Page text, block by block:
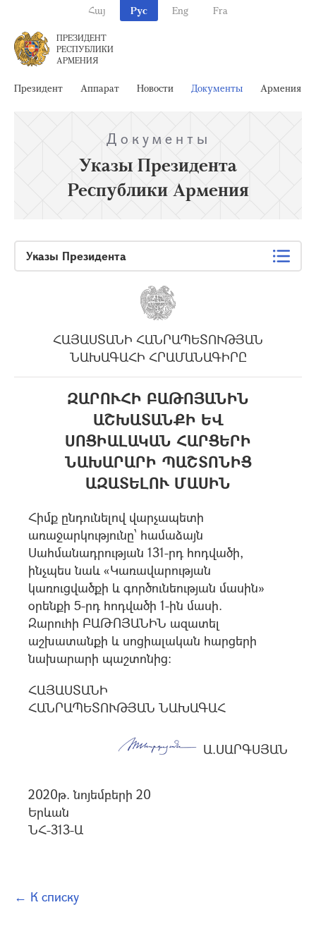
Հայ Рус Eng Fra
ПРЕЗИДЕНТ
РЕСПУБЛИКИ
АРМЕНИЯ
Президент Аппарат Новости Документы Армения
Документы
Указы Президента
Республики Армения
Указы Президента
ՀԱՅԱՍՏԱՆԻ ՀԱՆՐԱՊԵՏՈՒԹՅԱՆ
ՆԱԽԱԳԱՀԻ ՀՐԱՄԱՆԱԳԻՐԸ
ԶԱՐՈՒՀԻ ԲԱԹՈՅԱՆԻՆ
ԱՇԽԱՏԱՆՔԻ ԵՎ
ՍՈՑԻԱԼԱԿԱՆ ՀԱՐՑԵՐԻ
ՆԱԽԱՐԱՐԻ ՊԱՇՏՈՆԻՑ
ԱԶԱՏԵԼՈՒ ՄԱՍԻՆ
Հիմք ընդունելով վարչապետի
առաջարկությունը՝ համաձայն
Սահմանադրության 131-րդ հոդվածի,
ինչպես նաև «Կառավարության
կառուցվածքի և գործունեության մասին»
օրենքի 5-րդ հոդվածի 1-ին մասի.
Զարուհի ԲԱԹՈՅԱՆԻՆ ազատել
աշխատանքի և սոցիալական հարցերի
նախարարի պաշտոնից:
ՀԱՅԱՍՏԱՆԻ
ՀԱՆՐԱՊԵՏՈՒԹՅԱՆ ՆԱԽԱԳԱՀ
Ա.ՍԱՐԳՍՅԱՆ
2020թ. նոյեմբերի 20
Երևան
ՆՀ-313-Ա
← К списку